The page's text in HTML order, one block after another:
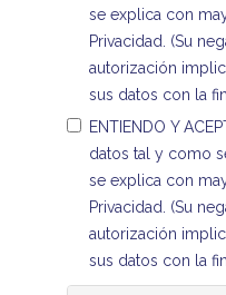
se explica con
Privacidad. (Su
autorización
sus datos con la
ENTIENDO Y
datos tal y como
se explica con
Privacidad. (Su
autorización
sus datos con la